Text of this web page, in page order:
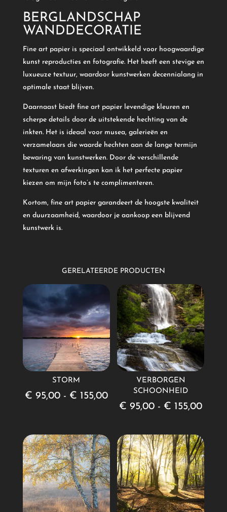
BERGLANDSCHAP
WANDDECORATIE
Fine art papier is speciaal ontwikkeld voor hoogwaardige
kunst reproducties en fotografie. Het heeft een stevige en
luxueuze textuur, waardoor kunstwerken decennialang in
optimale staat blijven.
Daarnaast biedt fine art papier levendige kleuren en
scherpe details door de uitstekende hechting van de
inkten. Het is ideaal voor musea, galerieën en
verzamelaars die waarde hechten aan de lange termijn
bewaring van kunstwerken. Door de verschillende
texturen en afwerkingen kan ik het perfecte papier
kiezen om mijn foto’s te complimenteren.
Kortom, fine art papier garandeert de hoogste kwaliteit
en duurzaamheid, waardoor je aankoop een blijvend
kunstwerk is.
GERELATEERDE PRODUCTEN
STORM
€ 95,00 - € 155,00Prijsklasse:
€ 95,00
€ 155,00
VERBORGEN
SCHOONHEID
€ 95,00 - € 155,00
€